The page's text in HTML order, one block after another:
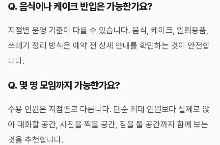
Q. 음식이나 케이크 반입은 가능한가요?
지점별 운영 기준이 다를 수 있습니다. 음식, 케이크, 일회용품,
쓰레기 정리 방식은 예약 전 상세 안내를 확인하는 것이 안전합
니다.
Q. 몇 명 모임까지 가능한가요?
수용 인원은 지점별로 다릅니다. 단순 최대 인원보다 실제로 앉
아 대화할 공간, 사진을 찍을 공간, 짐을 둘 공간까지 함께 보는
것을 추천합니다.